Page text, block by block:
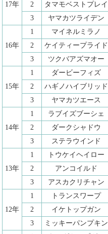
17年
2
タマモベストプレイ
3
ヤマカツライデン
16年
1 マイネルミラノ
2
ケイティープライド
3
ツクバアズマオー
15年
1 ダービーフィズ
2
ハギノハイブリッド
3
ヤマカツエース
14年
1 ラブイズブーシェ
2
ダークシャドウ
3
ステラウインド
13年
1 トウケイヘイロー
2
アンコイルド
3
アスカクリチャン
12年
1 トランスワープ
2
イケトップガン
3
ミッキーパンプキン